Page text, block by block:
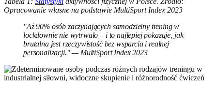
Opracowanie własne na podstawie MultiSport Index 2023
"Aż 90% osób zaczynających samodzielny trening w
lockdownie nie wytrwało – i to najlepiej pokazuje, jak
brutalna jest rzeczywistość bez wsparcia i realnej
personalizacji." — MultiSport Index 2023